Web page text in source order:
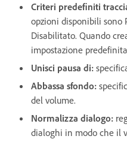
Criteri predefiniti
opzioni disponibili sono
Disabilitato. Quando
impostazione
Unisci pausa di:
Abbassa sfondo:
del volume.
Normalizza dialogo:
dialoghi in modo che il